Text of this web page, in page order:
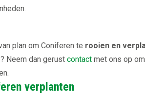
plan om Coniferen te rooien en
Neem dan gerust contact met ons op
verplanten